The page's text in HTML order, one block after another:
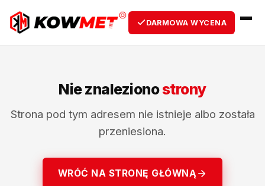
DARMOWA WYCENA
Nie znalezionostrony
Strona pod tym adresem nie istnieje albo została
przeniesiona.
WRÓĆ NA STRONĘ GŁÓWNĄ